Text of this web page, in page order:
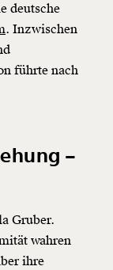
deutsche
. Inzwischen
führte nach
–
Gruber.
wahren
ihre